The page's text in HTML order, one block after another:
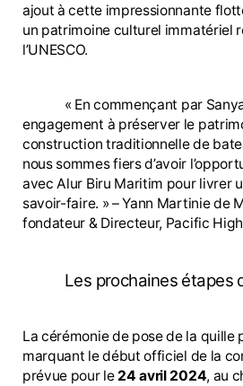
ajout à cette impressionnante
un patrimoine culturel immatériel
l’UNESCO.
« En commençant par
engagement à préserver le
construction traditionnelle de
nous sommes fiers d’avoir
avec Alur Biru Maritim pour livrer
savoir-faire. » – Yann Martinie de
fondateur & Directeur, Pacific High
Les prochaines étapes
La cérémonie de pose de la quille
marquant le début officiel de la
prévue pour le 24 avril 2024, au